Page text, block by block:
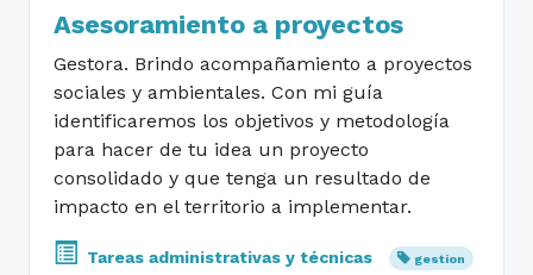
Asesoramiento a proyectos
Gestora. Brindo acompañamiento a proyectos
sociales y ambientales. Con mi guía
identificaremos los objetivos y metodología
para hacer de tu idea un proyecto
consolidado y que tenga un resultado de
impacto en el territorio a implementar.
Tareas administrativas y técnicas gestion